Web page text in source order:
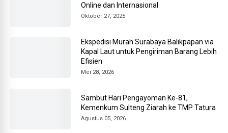
Online dan Internasional
Oktober 27, 2025
Ekspedisi Murah Surabaya Balikpapan via
Kapal Laut untuk Pengiriman Barang Lebih
Efisien
Mei 28, 2026
Sambut Hari Pengayoman Ke-81,
Kemenkum Sulteng Ziarah ke TMP Tatura
Agustus 05, 2026